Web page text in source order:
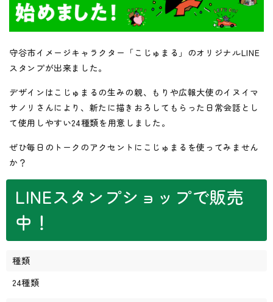
守谷市イメージキャラクター「こじゅまる」のオリジナルLINE
スタンプが出来ました。
デザインはこじゅまるの生みの親、もりや広報大使のイヌイマ
サノリさんにより、新たに描きおろしてもらった日常会話とし
て使用しやすい24種類を用意しました。
ぜひ毎日のトークのアクセントにこじゅまるを使ってみません
か？
LINEスタンプショップで販売
中！
種類
24種類